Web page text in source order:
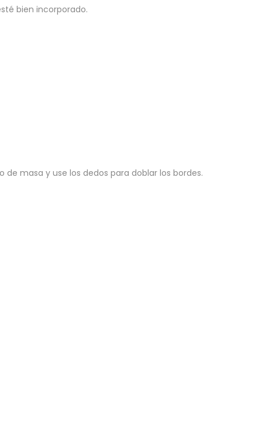
bien incorporado.
masa y use los dedos para doblar los bordes.